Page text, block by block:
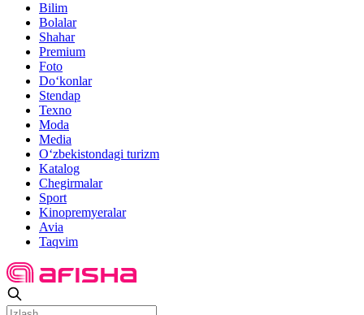
Bilim
Bolalar
Shahar
Premium
Foto
Do‘konlar
Stendap
Texno
Moda
Media
O‘zbekistondagi turizm
Katalog
Chegirmalar
Sport
Kinopremyeralar
Avia
Taqvim